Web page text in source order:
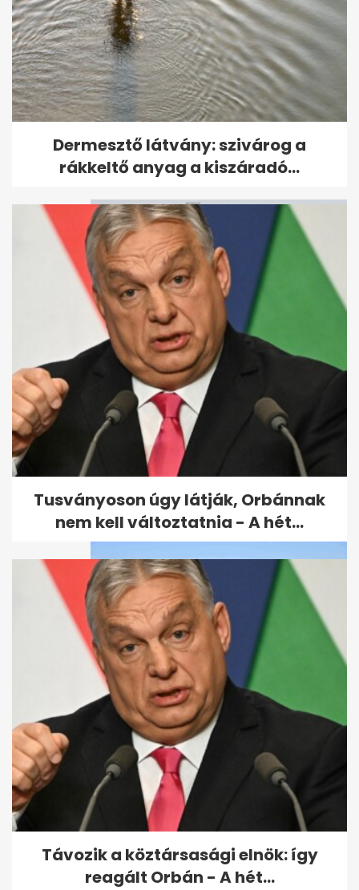
72 milliós Mercedes-szel
fotózták Rákay Philipet
Az oroszok tonnaszám égetik
a földgázt - nem adják
Európának
Gigalakótelepet és szállodát
terveznek Tihanyba
Dermesztő látvány: szivárog a
rákkeltő anyag a kiszáradó...
Tusványoson úgy látják, Orbánnak
nem kell változtatnia - A hét...
Távozik a köztársasági elnök: így
reagált Orbán - A hét...